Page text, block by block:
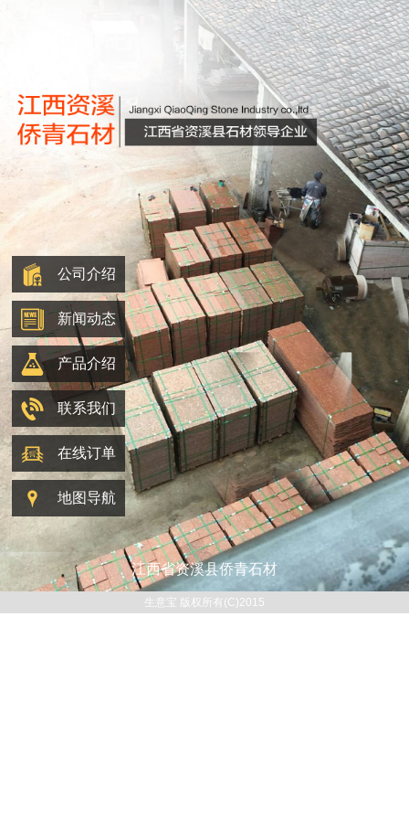
公司介绍
新闻动态
产品介绍
联系我们
在线订单
地图导航
江西省资溪县侨青石材
生意宝 版权所有(C)2015